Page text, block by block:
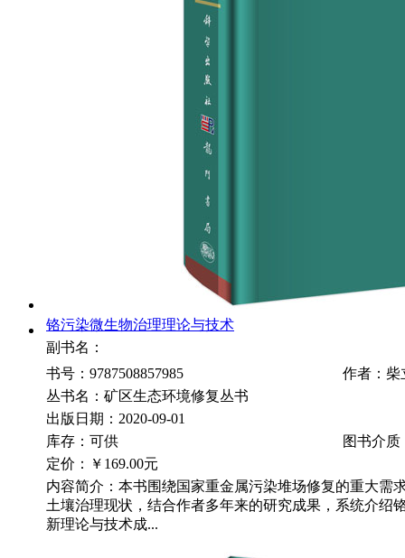
铬污染微生物治理理论与技术
副书名：
书号：9787508857985
作者：柴
丛书名：矿区生态环境修复丛书
出版日期：2020-09-01
库存：可供
图书介质
定价：
￥169.00元
内容简介：本书围绕国家重金属污染堆场修复的重大需
土壤治理现状，结合作者多年来的研究成果，系统介绍
新理论与技术成...